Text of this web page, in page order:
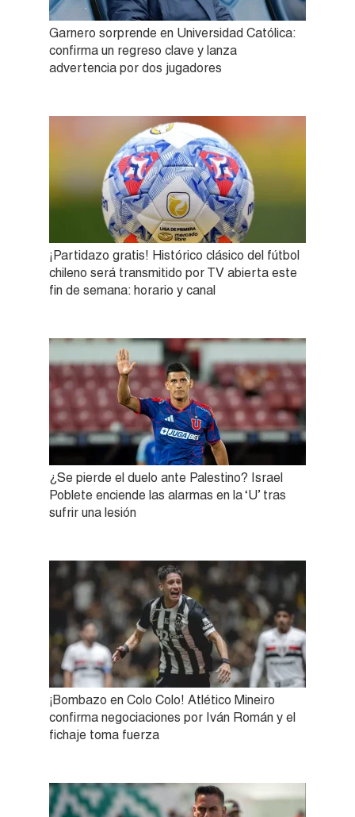
Garnero sorprende en Universidad Católica:
confirma un regreso clave y lanza
advertencia por dos jugadores
¡Partidazo gratis! Histórico clásico del fútbol
chileno será transmitido por TV abierta este
fin de semana: horario y canal
¿Se pierde el duelo ante Palestino? Israel
Poblete enciende las alarmas en la ‘U’ tras
sufrir una lesión
¡Bombazo en Colo Colo! Atlético Mineiro
confirma negociaciones por Iván Román y el
fichaje toma fuerza